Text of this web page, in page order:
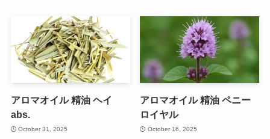
アロマオイル 精油 ヘイ
abs.
October 31, 2025
アロマオイル 精油 ペニー
ロイヤル
October 16, 2025